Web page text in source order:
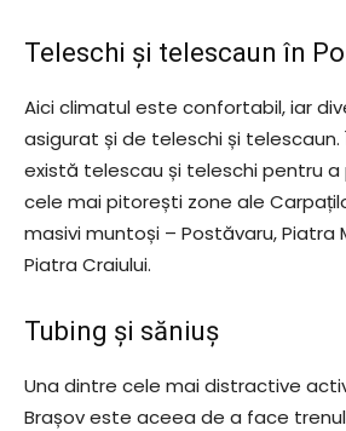
Teleschi și telescaun în
Aici climatul este confortabil, iar
asigurat și de teleschi și telescaun.
există telescau și teleschi pentru
cele mai pitorești zone ale
masivi muntoși – Postăvaru, Piatra
Piatra Craiului.
Tubing și săniuș
Una dintre cele mai distractive
Brașov este aceea de a face